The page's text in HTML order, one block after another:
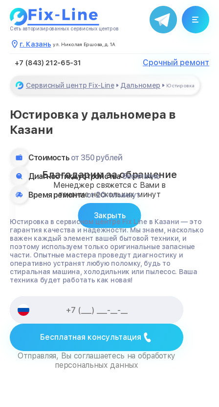
Сеть авторизированных сервисных центров
г. Казань ул. Николая Ершова, д. 1А
+7 (843) 212-65-31 Срочный ремонт
Сервисный центр Fix-Line Дальномер Юстировка
Юстировка у дальномера в
Казани
Стоимость от 350 рублей
Диагностика устройствабесплатно
Время ремонтаот 20-ти минут
Юстировка в сервисном центре Fix Line в Казани — это
гарантия качества и надежности. Мы знаем, насколько
важен каждый элемент вашей бытовой техники, и
поэтому используем только оригинальные запасные
части. Опытные мастера проведут диагностику и
оперативно устранят любую поломку, будь то
стиральная машина, холодильник или пылесос. Ваша
техника будет работать как новая!
Бесплатная консультация
Отправляя, Вы соглашаетесь на обработку
персональных данных
Благодарим за обращение
Менеджер свяжется с Вами в
течение нескольких минут
Закрыть